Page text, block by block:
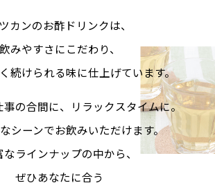
料理酒
たれ
中華
味料 レモン果汁
ー）
ついて
念
カンの歴史
の取り組み
カンのお酢ドリンクは、
飲みやすさにこだわり、
続けられる味に仕上げています。
事の合間に、リラックスタイムに。
シーンでお飲みいただけます。
なラインナップの中から、
ぜひあなたに合う